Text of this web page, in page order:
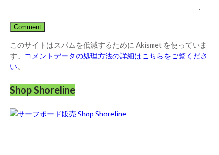
このサイトはスパムを低減するために Akismet を使っていま
す。
コメントデータの処理方法の詳細はこちらをご覧くださ
い。
Shop Shoreline